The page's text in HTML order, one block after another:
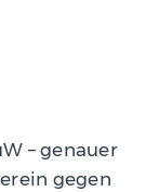
– genauer
gegen